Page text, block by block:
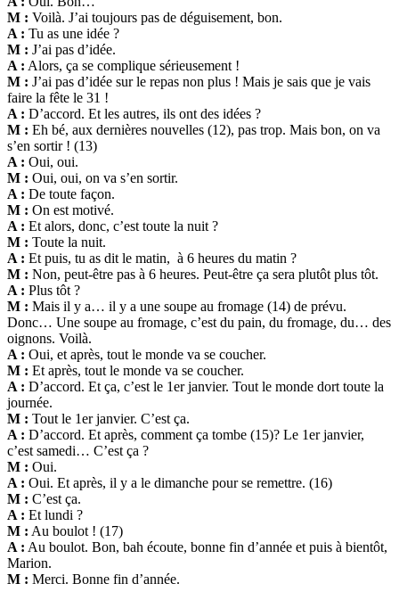
M : Voilà. J’ai toujours pas de déguisement, bon.
A : Tu as une idée ?
M : J’ai pas d’idée.
A : Alors, ça se complique sérieusement !
M : J’ai pas d’idée sur le repas non plus ! Mais je sais que je vais
faire la fête le 31 !
A : D’accord. Et les autres, ils ont des idées ?
M : Eh bé, aux dernières nouvelles (12), pas trop. Mais bon, on va
s’en sortir ! (13)
A : Oui, oui.
M : Oui, oui, on va s’en sortir.
A : De toute façon.
M : On est motivé.
A : Et alors, donc, c’est toute la nuit ?
M : Toute la nuit.
A : Et puis, tu as dit le matin, à 6 heures du matin ?
M : Non, peut-être pas à 6 heures. Peut-être ça sera plutôt plus tôt.
A : Plus tôt ?
M : Mais il y a… il y a une soupe au fromage (14) de prévu.
Donc… Une soupe au fromage, c’est du pain, du fromage, du… des
oignons. Voilà.
A : Oui, et après, tout le monde va se coucher.
M : Et après, tout le monde va se coucher.
A : D’accord. Et ça, c’est le 1er janvier. Tout le monde dort toute la
journée.
M : Tout le 1er janvier. C’est ça.
A : D’accord. Et après, comment ça tombe (15)? Le 1er janvier,
c’est samedi… C’est ça ?
M : Oui.
A : Oui. Et après, il y a le dimanche pour se remettre. (16)
M : C’est ça.
A : Et lundi ?
M : Au boulot ! (17)
A : Au boulot. Bon, bah écoute, bonne fin d’année et puis à bientôt,
Marion.
M : Merci. Bonne fin d’année.